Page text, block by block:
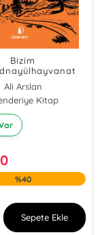
Bizim
Ali Arslan
Kitap
%40
Sepete Ekle